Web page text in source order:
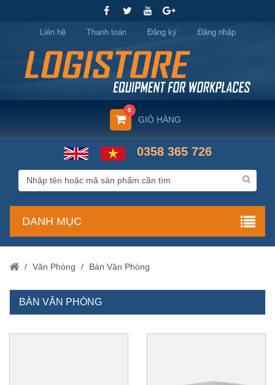
Liên hệ Thanh toán Đăng ký Đăng nhập
GIỎ HÀNG
0
0358 365 726
DANH MỤC
/ Văn Phòng / Bàn Văn Phòng
BÀN VĂN PHÒNG